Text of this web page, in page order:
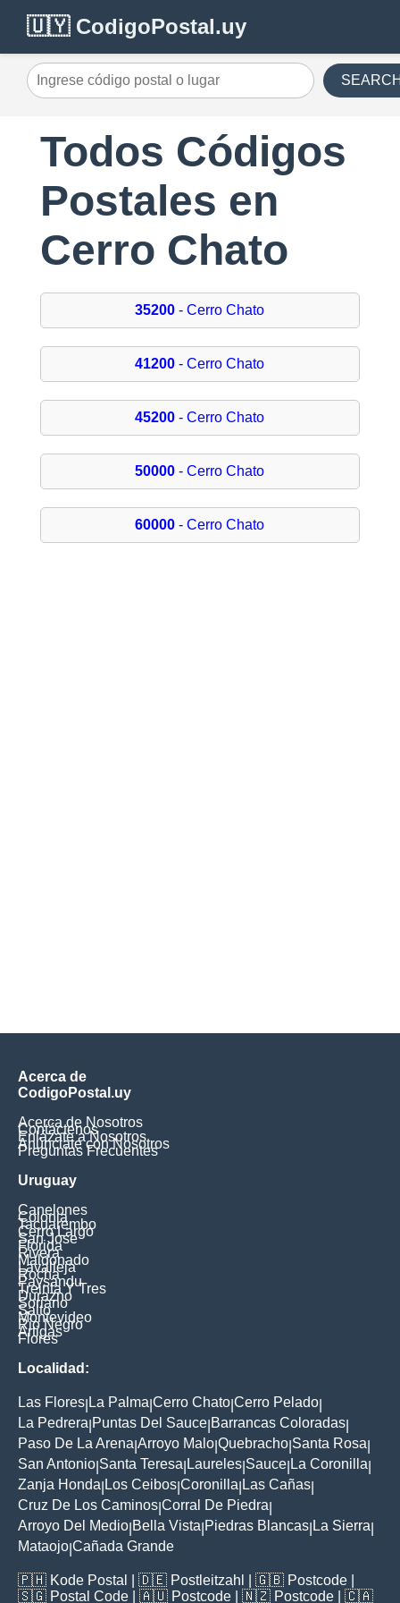
🇺🇾 CodigoPostal.uy
Todos Códigos
Postales en
Cerro Chato
35200 - Cerro Chato
41200 - Cerro Chato
45200 - Cerro Chato
50000 - Cerro Chato
60000 - Cerro Chato
Acerca de
CodigoPostal.uy
Acerca de Nosotros
Contáctenos
Enlázate a Nosotros
Anúnciate con Nosotros
Preguntas Frecuentes
Uruguay
Canelones
Colonia
Tacuarembo
Cerro Largo
San Jose
Florida
Rivera
Maldonado
Lavalleja
Rocha
Paysandu
Treinta Y Tres
Durazno
Soriano
Salto
Montevideo
Rio Negro
Artigas
Flores
Localidad:
Las Flores La Palma Cerro Chato Cerro Pelado
La Pedrera Puntas Del Sauce Barrancas Coloradas
Paso De La Arena Arroyo Malo Quebracho Santa Rosa
San Antonio Santa Teresa Laureles Sauce La Coronilla
Zanja Honda Los Ceibos Coronilla Las Cañas
Cruz De Los Caminos Corral De Piedra
Arroyo Del Medio Bella Vista Piedras Blancas La Sierra
Mataojo Cañada Grande
🇵🇭 Kode Postal | 🇩🇪 Postleitzahl | 🇬🇧 Postcode
🇸🇬 Postal Code | 🇦🇺 Postcode | 🇳🇿 Postcode | 🇨🇦